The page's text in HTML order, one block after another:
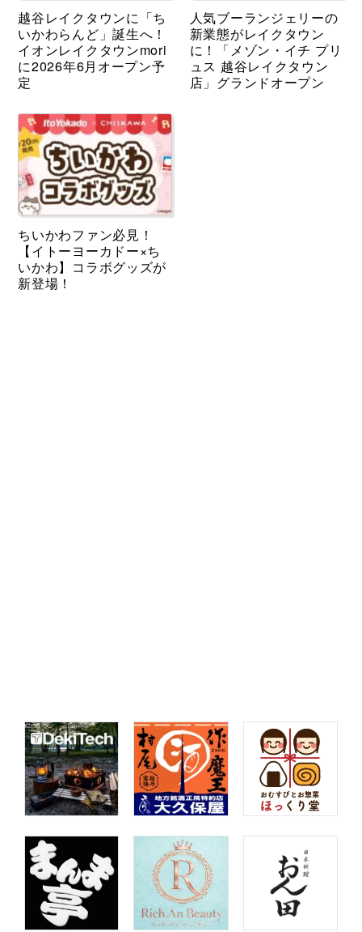
越谷レイクタウンに「ち
いかわらんど」誕生へ！
イオンレイクタウンmori
に2026年6月オープン予
定
人気ブーランジェリーの
新業態がレイクタウン
に！「メゾン・イチ プリ
ュス 越谷レイクタウン
店」グランドオープン
ちいかわファン必見！
【イトーヨーカドー×ち
いかわ】コラボグッズが
新登場！